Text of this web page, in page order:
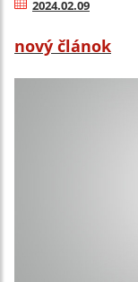
2024.02.09
nový článok